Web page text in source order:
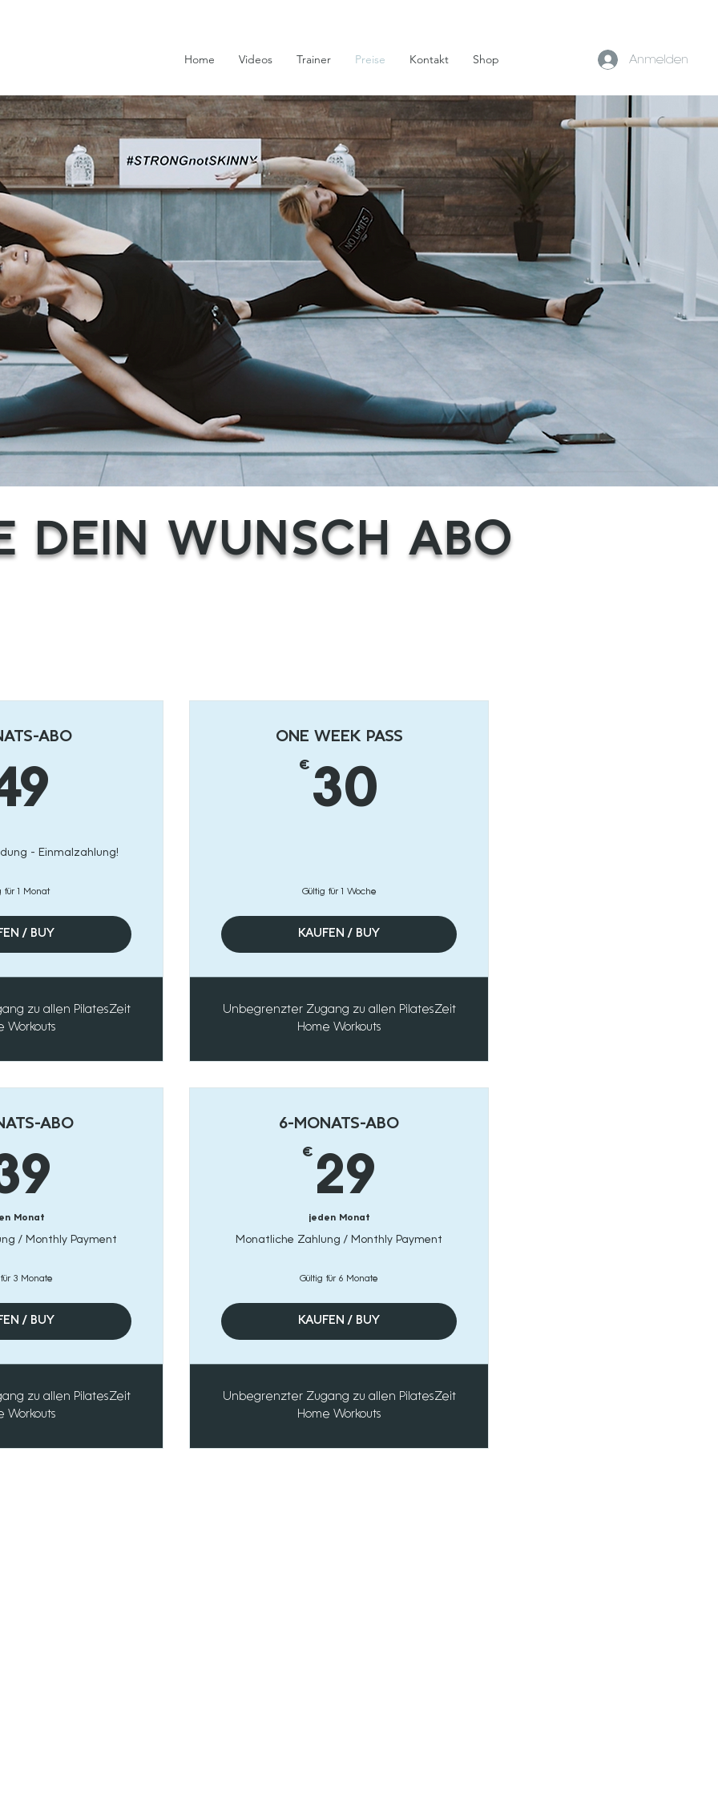
Home Videos Trainer Preise Kontakt Shop Anmelden
DEIN WUNSCH ABO
ABO
- Einmalzahlung!
für 1 Monat
/ BUY
zu allen PilatesZeit
Workouts
ONE WEEK PASS
€
30
Gültig für 1 Woche
KAUFEN / BUY
Unbegrenzter Zugang zu allen PilatesZeit
Home Workouts
ABO
Monat
/ Monthly Payment
3 Monate
/ BUY
zu allen PilatesZeit
Workouts
6-MONATS-ABO
€
29
jeden Monat
Monatliche Zahlung / Monthly Payment
Gültig für 6 Monate
KAUFEN / BUY
Unbegrenzter Zugang zu allen PilatesZeit
Home Workouts